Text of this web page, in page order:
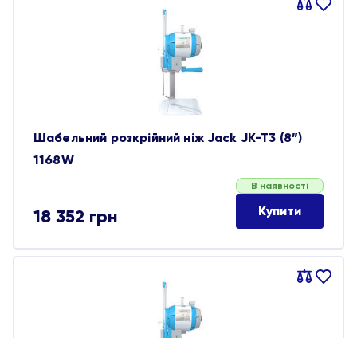
Порівняти
В
Шабельний розкрійний ніж Jack JK-T3 (8”)
1168W
18 352 грн
В наявності
Купити
Порівняти
В